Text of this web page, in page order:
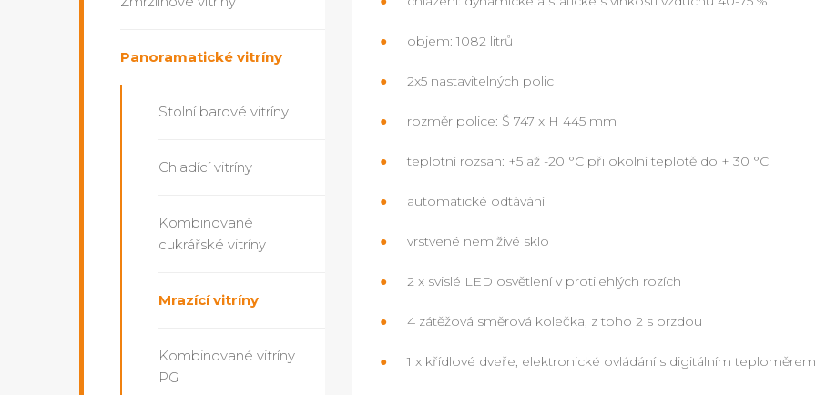
Panoramatické vitríny
Stolní barové vitríny
Chladící vitríny
Kombinované
cukrářské vitríny
Mrazící vitríny
Kombinované vitríny
PG
objem: 1082 litrů
2x5 nastavitelných polic
rozměr police: Š 747 x H 445 mm
teplotní rozsah: +5 až -20 °C při okolní teplotě do + 30 °C
automatické odtávání
vrstvené nemlživé sklo
2 x svislé LED osvětlení v protilehlých rozích
4 zátěžová směrová kolečka, z toho 2 s brzdou
1 x křídlové dveře, elektronické ovládání s digitálním teploměrem